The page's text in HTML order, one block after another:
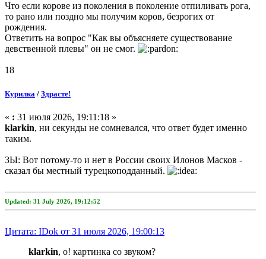
Что если корове из поколения в поколение отпиливать рога,
то рано или поздно мы получим коров, безрогих от
рождения.
Ответить на вопрос "Как вы объясняете существование
девственной плевы" он не смог.
18
Курилка / Здрасте!
« : 31 июля 2026, 19:11:18 »
klarkin, ни секунды не сомневался, что ответ будет именно
таким.
ЗЫ: Вот потому-то и нет в России своих Илонов Масков -
сказал бы местный турецкоподданный.
Updated: 31 July 2026, 19:12:52
Цитата: IDok от 31 июля 2026, 19:00:13
klarkin, о! картинка со звуком?